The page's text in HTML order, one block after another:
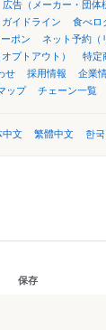
広告（メーカー・団体
ガイドライン
食べロ
ポン
ネット予約（
プトアウト）
特定
せ 採用情報 企業
ップ
チェーン一覧
中文 繁體中文 한
保存